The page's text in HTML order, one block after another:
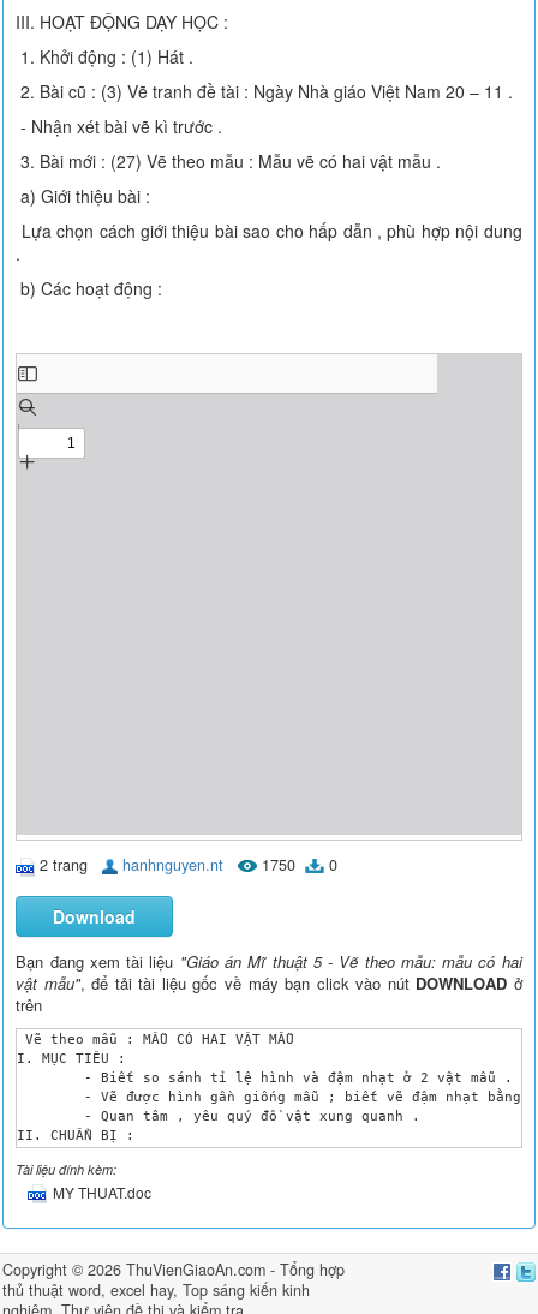
III. HOẠT ĐỘNG DẠY HỌC :
1. Khởi động : (1) Hát .
2. Bài cũ : (3) Vẽ tranh đề tài : Ngày Nhà giáo Việt Nam 20 – 11 .
- Nhận xét bài vẽ kì trước .
3. Bài mới : (27) Vẽ theo mẫu : Mẫu vẽ có hai vật mẫu .
a) Giới thiệu bài :
Lựa chọn cách giới thiệu bài sao cho hấp dẫn , phù hợp nội dung
.
b) Các hoạt động :
2 trang hanhnguyen.nt 1750 0
Download
Bạn đang xem tài liệu "Giáo án Mĩ thuật 5 - Vẽ theo mẫu: mẫu có hai
vật mẫu", để tải tài liệu gốc về máy bạn click vào nút DOWNLOAD ở
trên
Vẽ theo mẫu : MẪU CÓ HAI VẬT MẪU
I. MỤC TIÊU :
II. CHUẨN BỊ :
1. Giáo viên :
	- SGK , SGV .
	- Mẫu vẽ .
	- Bài vẽ của HS lớp trước .
2. Học sinh :
	- SGK .
	- Mẫu vẽ .
	- Vở Tập vẽ .
Tài liệu đính kèm:
MY THUAT.doc
Copyright © 2026ThuVienGiaoAn.com - Tổng hợp
thủ thuật word, excel hay,Top sáng kiến kinh